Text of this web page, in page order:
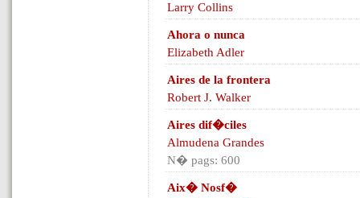
Larry Collins
Ahora o nunca
Elizabeth Adler
Aires de la frontera
Robert J. Walker
Aires dif�ciles
Almudena Grandes
N� pags: 600
Aix� Nosf�